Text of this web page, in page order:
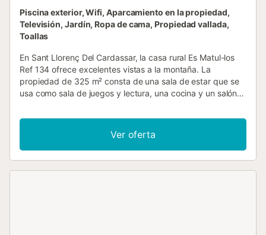
Piscina exterior, Wifi, Aparcamiento en la propiedad,
Televisión, Jardín, Ropa de cama, Propiedad vallada,
Toallas
En Sant Llorenç Del Cardassar, la casa rural Es Matul-los
Ref 134 ofrece excelentes vistas a la montaña. La
propiedad de 325 m² consta de una sala de estar que se
usa como sala de juegos y lectura, una cocina y un salón
alojar hasta 8 personas. Los servicios adicionales incluyen
Wi-Fi de alta velocidad (apto para videollamadas),
televisión, lavadora, secadora y toallas de playa o piscina.
También hay disponibles dos cunas y dos tronas. Este
Ver oferta